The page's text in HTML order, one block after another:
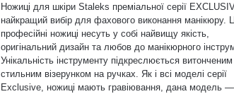
Ножиці для шкіри Staleks преміальної серії
найкращий вибір для фахового виконання манікюру.
професійні ножиці несуть у собі найвищу якість,
оригінальний дизайн та любов до манікюрного
Унікальність інструменту підкреслюється витонченим
стильним візерунком на ручках. Як і всі моделі серії
Exclusive, ножиці мають гравіювання, дана модель